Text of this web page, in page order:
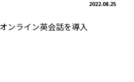
2022.08.25
ンライン英会話を導入